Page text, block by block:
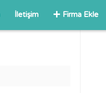
İletişim Firma Ekle